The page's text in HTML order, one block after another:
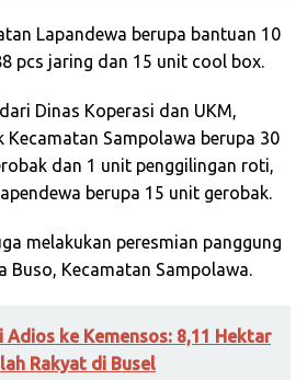
Lapandewa berupa bantuan 10
pcs jaring dan 15 unit cool box.
Dinas Koperasi dan UKM,
Sampolawa berupa 30
dan 1 unit penggilingan roti,
berupa 15 unit gerobak.
melakukan peresmian panggung
Buso, Kecamatan Sampolawa.
Adios ke Kemensos: 8,11 Hektar
Rakyat di Busel